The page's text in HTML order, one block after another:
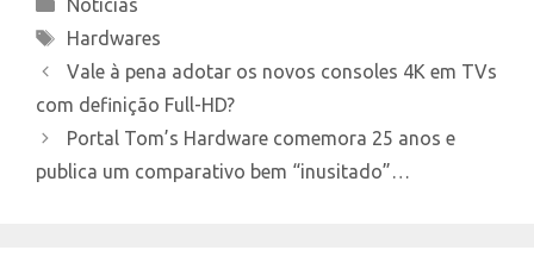
Notícias
Tags
Hardwares
Vale à pena adotar os novos consoles 4K em TVs
com definição Full-HD?
Portal Tom’s Hardware comemora 25 anos e
publica um comparativo bem “inusitado”…